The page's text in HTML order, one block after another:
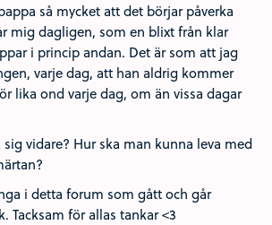
så mycket att det börjar påverka
mig dagligen, som en blixt från klar
i princip andan. Det är som att jag
varje dag, att han aldrig kommer
lika ond varje dag, om än vissa dagar
vidare? Hur ska man kunna leva med
i detta forum som gått och går
Tacksam för allas tankar <3